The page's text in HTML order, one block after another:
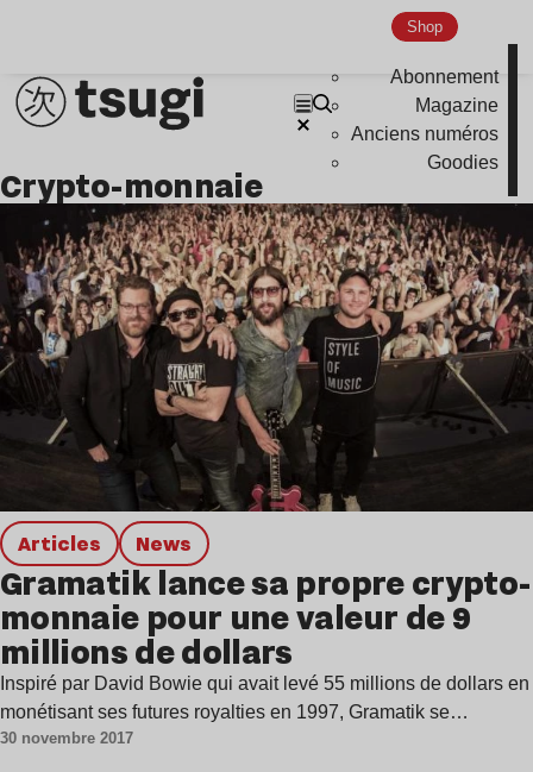
Shop
Abonnement
Magazine
Anciens numéros
Goodies
Indie
crypto-monnaie
Articles news
Gramatik lance sa propre crypto-
monnaie pour une valeur de 9
millions de dollars
Inspiré par David Bowie qui avait levé 55 millions de dollars en
monétisant ses futures royalties en 1997, Gramatik se…
30 novembre 2017